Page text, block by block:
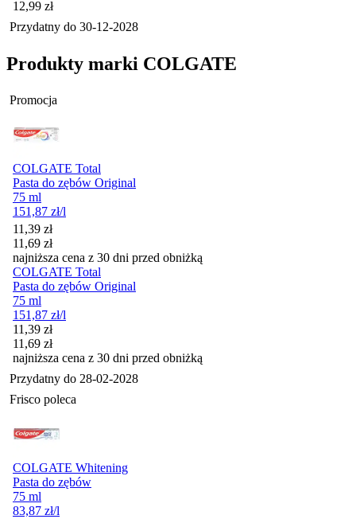
Cena
12,99 zł
Przydatny do 30-12-2028
Produkty marki COLGATE
Promocja
COLGATE Total
Pasta do zębów Original
75 ml
151,87 zł/l
Cena promocyjna
11,39 zł
11,69 zł
najniższa cena z 30 dni przed obniżką
COLGATE Total
Pasta do zębów Original
75 ml
151,87 zł/l
Cena promocyjna
11,39 zł
11,69 zł
najniższa cena z 30 dni przed obniżką
Przydatny do 28-02-2028
Frisco poleca
COLGATE Whitening
Pasta do zębów
75 ml
83,87 zł/l